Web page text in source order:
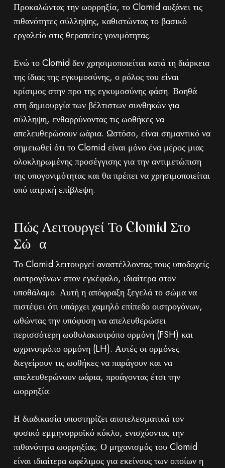
Προκαλώντας την ωορρηξία, το Clomid αυξάνει τις
πιθανότητες σύλληψης, καθιστώντας το βασικό
εργαλείο στις θεραπείες γονιμότητας.
Ενώ το Clomid δεν χρησιμοποιείται κατά τη διάρκεια
της ίδιας της εγκυμοσύνης, ο ρόλος του είναι
κρίσιμος στην προ της εγκυμοσύνης φάση. Βοηθά
στη δημιουργία των βέλτιστων συνθηκών για
σύλληψη, ενθαρρύνοντας τις ωοθήκες να
απελευθερώσουν ωάρια. Ωστόσο, είναι σημαντικό να
σημειωθεί ότι το Clomid είναι μόνο ένα μέρος μιας
ολοκληρωμένης προσέγγισης για την αντιμετώπιση
της υπογονιμότητας και θα πρέπει να χρησιμοποιείται
υπό ιατρική επίβλεψη.
Πώς Λειτουργεί Το Clomid Στο
Σώμα
Το Clomid λειτουργεί αναστέλλοντας τους υποδοχείς
οιστρογόνων στον εγκέφαλο, ιδιαίτερα στον
υποθάλαμο. Αυτή η απόφραξη ξεγελά το σώμα να
πιστέψει ότι υπάρχει χαμηλό επίπεδο οιστρογόνων,
ωθώντας την υπόφυση να απελευθερώσει
περισσότερη ωοθυλακιοτρόπο ορμόνη (FSH) και
ωχρινοτρόπο ορμόνη (LH). Αυτές οι ορμόνες
διεγείρουν τις ωοθήκες να παράγουν και να
απελευθερώνουν ωάρια, προάγοντας έτσι την
ωορρηξία.
Η διαδικασία υποστηρίζει αποτελεσματικά τον
φυσικό εμμηνορροϊκό κύκλο, ενισχύοντας την
πιθανότητα ωορρηξίας. Ο μηχανισμός του Clomid
είναι ιδιαίτερα ωφέλιμος για εκείνους των οποίων η